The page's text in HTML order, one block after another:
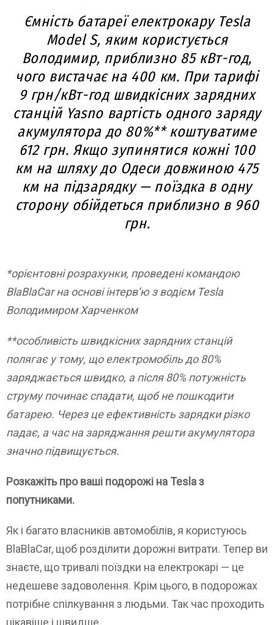
Ємність батареї електрокару Tesla
Model S, яким користується
Володимир, приблизно 85 кВт-год,
чого вистачає на 400 км. При тарифі
9 грн/кВт-год швидкісних зарядних
станцій Yasno вартість одного заряду
акумулятора до 80%** коштуватиме
612 грн. Якщо зупинятися кожні 100
км на шляху до Одеси довжиною 475
км на підзарядку — поїздка в одну
сторону обійдеться приблизно в 960
грн.
*орієнтовні розрахунки, проведені командою
BlaBlaCar на основі інтерв’ю з водієм Tesla
Володимиром Харченком
**особливість швидкісних зарядних станцій
полягає у тому, що електромобіль до 80%
заряджається швидко, а після 80% потужність
струму починає спадати, щоб не пошкодити
батарею. Через це ефективність зарядки різко
падає, а час на заряджання решти акумулятора
значно підвищується.
Розкажіть про ваші подорожі на Tesla з
попутниками.
Як і багато власників автомобілів, я користуюсь
BlaBlaCar, щоб розділити дорожні витрати. Тепер ви
знаєте, що тривалі поїздки на електрокарі — це
недешеве задоволення. Крім цього, в подорожах
потрібне спілкування з людьми. Так час проходить
цікавіше і швидше.